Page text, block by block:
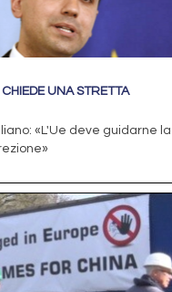
UNA STRETTA
«L'Ue deve guidarne la